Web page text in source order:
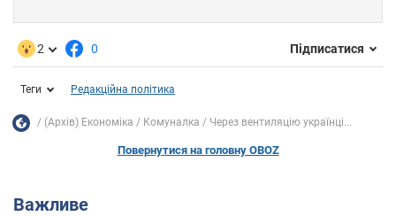
2 0 Підписатися
Теги Редакційна політика
(Архів) Економіка Комуналка Через вентиляцію українці...
Повернутися на головну OBOZ
Важливе